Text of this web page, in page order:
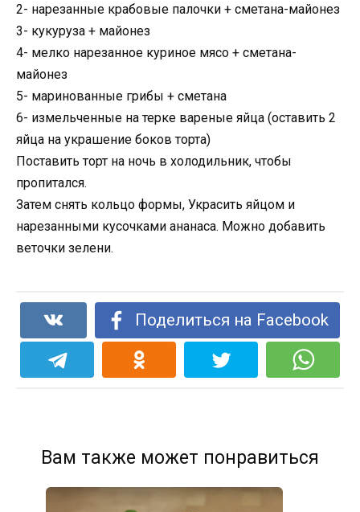
2- нарезанные крабовые палочки + сметана-майонез
3- кукуруза + майонез
4- мелко нарезанное куриное мясо + сметана-
майонез
5- маринованные грибы + сметана
6- измельченные на терке вареные яйца (оставить 2
яйца на украшение боков торта)
Поставить торт на ночь в холодильник, чтобы
пропитался.
Затем снять кольцо формы, Украсить яйцом и
нарезанными кусочками ананаса. Можно добавить
веточки зелени.
Поделиться на Facebook
Вам также может понравиться